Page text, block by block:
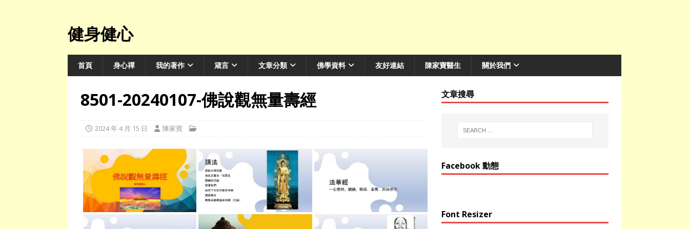
健身健心
首頁 身心禪 我的著作 箴言 文章分類 佛學資料 友好連結 陳家寶醫生 關於我們
8501-20240107-佛說觀無量壽經
2024 年 4 月 15 日 陳家寶
文章搜尋
Facebook 動態
Font Resizer